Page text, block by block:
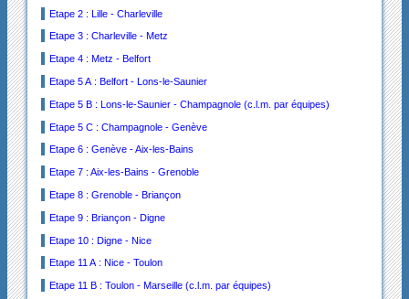
Etape 2 : Lille - Charleville
Etape 3 : Charleville - Metz
Etape 4 : Metz - Belfort
Etape 5 A : Belfort - Lons-le-Saunier
Etape 5 B : Lons-le-Saunier - Champagnole (c.l.m. par équipes)
Etape 5 C : Champagnole - Genève
Etape 6 : Genève - Aix-les-Bains
Etape 7 : Aix-les-Bains - Grenoble
Etape 8 : Grenoble - Briançon
Etape 9 : Briançon - Digne
Etape 10 : Digne - Nice
Etape 11 A : Nice - Toulon
Etape 11 B : Toulon - Marseille (c.l.m. par équipes)